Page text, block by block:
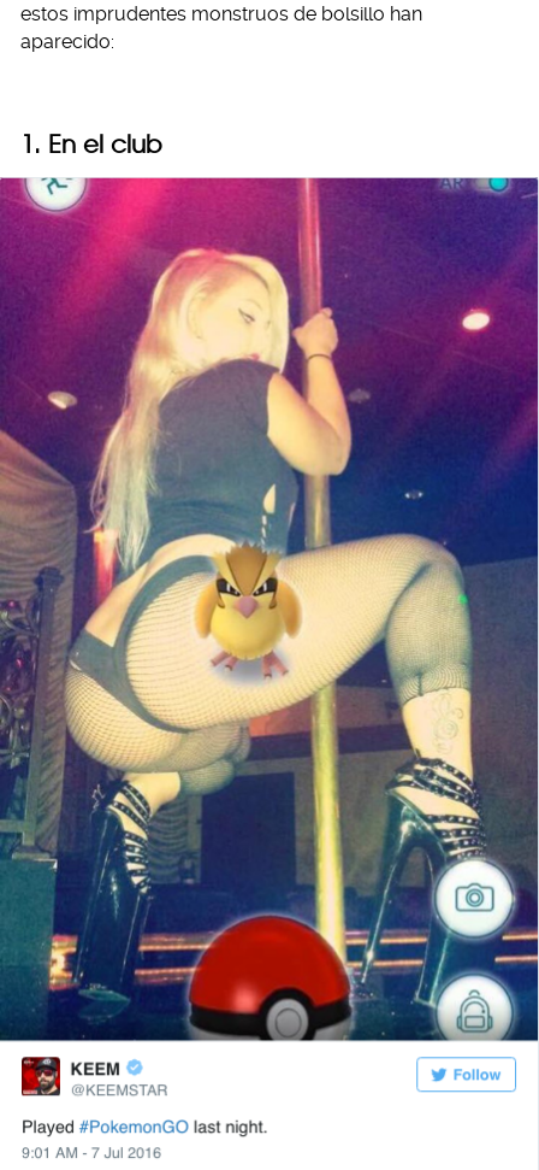
estos imprudentes monstruos de bolsillo han
aparecido:
1. En el club